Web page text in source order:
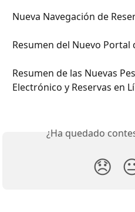
Nueva Navegación de
Resumen del Nuevo Portal
Resumen de las Nuevas
Electrónico y Reservas en
¿Ha quedado
😞